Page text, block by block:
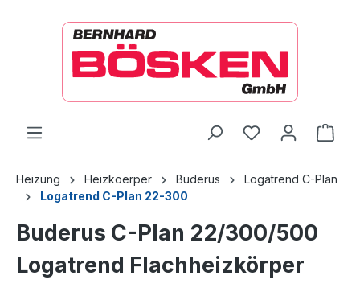
Heizung Heizkoerper Buderus
Logatrend C-Plan
Logatrend C-Plan 22-300
Buderus C-Plan 22/300/500
Logatrend Flachheizkörper